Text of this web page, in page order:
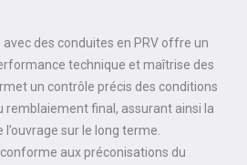
avec des conduites en PRV offre un
technique et maîtrise des
un contrôle précis des conditions
remblaiement final, assurant ainsi la
sur le long terme.
aux préconisations du